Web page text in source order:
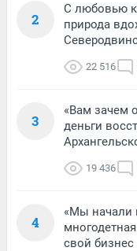
2
С любовью к
природа
22 516
3
«Вам зачем
деньги
19 436
4
«Мы начали
свой бизнес